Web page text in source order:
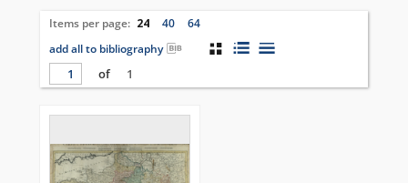
Items per page: 24 40
64
add all to bibliography
of
1